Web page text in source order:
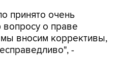
принято очень
о праве
вносим коррективы,
-